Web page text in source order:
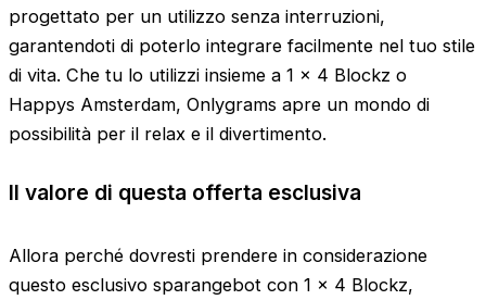
progettato per un utilizzo senza interruzioni,
garantendoti di poterlo integrare facilmente nel tuo stile
di vita. Che tu lo utilizzi insieme a 1 x 4 Blockz o
Happys Amsterdam, Onlygrams apre un mondo di
possibilità per il relax e il divertimento.
Il valore di questa offerta esclusiva
Allora perché dovresti prendere in considerazione
questo esclusivo sparangebot con 1 x 4 Blockz,